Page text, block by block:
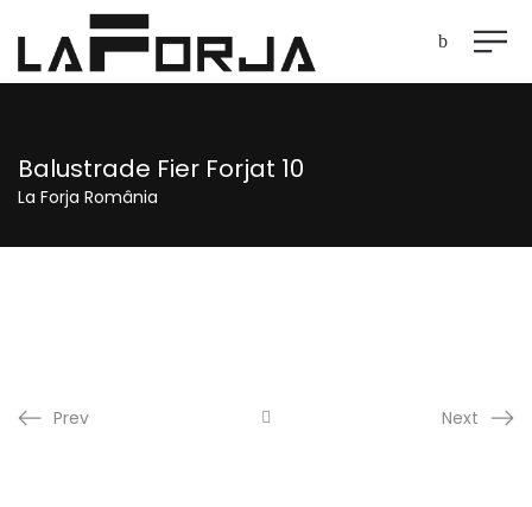
Balustrade Fier Forjat 10
La Forja România
Prev Next